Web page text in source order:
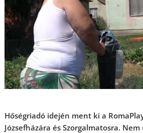
Hőségriadó idején ment ki a
Józsefházára és Szorgalmatosra.